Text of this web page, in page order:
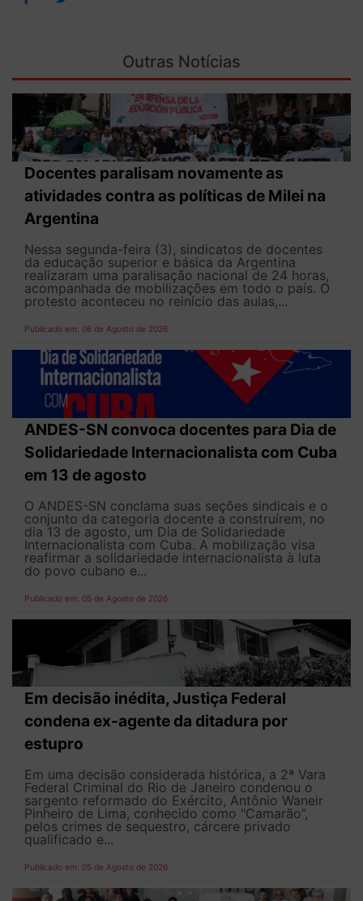
Outras Notícias
Docentes paralisam novamente as
atividades contra as políticas de Milei na
Argentina
Nessa segunda-feira (3), sindicatos de docentes
da educação superior e básica da Argentina
realizaram uma paralisação nacional de 24 horas,
acompanhada de mobilizações em todo o país. O
protesto aconteceu no reinício das aulas,...
Publicado em: 06 de Agosto de 2026
ANDES-SN convoca docentes para Dia de
Solidariedade Internacionalista com Cuba
em 13 de agosto
O ANDES-SN conclama suas seções sindicais e o
conjunto da categoria docente a construírem, no
dia 13 de agosto, um Dia de Solidariedade
Internacionalista com Cuba. A mobilização visa
reafirmar a solidariedade internacionalista à luta
do povo cubano e...
Publicado em: 05 de Agosto de 2026
Em decisão inédita, Justiça Federal
condena ex-agente da ditadura por
estupro
Em uma decisão considerada histórica, a 2ª Vara
Federal Criminal do Rio de Janeiro condenou o
sargento reformado do Exército, Antônio Waneir
Pinheiro de Lima, conhecido como "Camarão”,
pelos crimes de sequestro, cárcere privado
qualificado e...
Publicado em: 05 de Agosto de 2026